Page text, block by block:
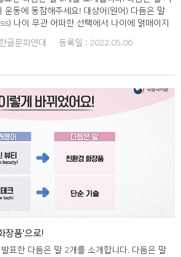
운동에 동참해주세요! 대상어(원어) 다듬은 말
나이 무관 어떠한 선택에서 나이에 얽매이지
반응을 파악하여 반영하기 위해 운영하는 점포.
한글문화연대 등록일 : 2022.05.06
장품'으로!
표한 다듬은 말 2개를 소개합니다. 다듬은 말